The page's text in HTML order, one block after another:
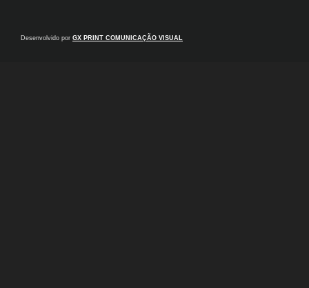
Desenvolvido por GX PRINT COMUNICAÇÃO VISUAL